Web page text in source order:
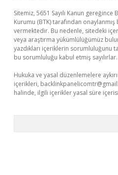
Sitemiz, 5651 Sayılı Kanun
Kurumu (BTK) tarafından
vermektedir. Bu nedenle, sitedeki
veya araştırma yükümlülüğümüz
yazdıkları içeriklerin sorumluluğunu
bu sorumluluğu kabul etmiş sayılırlar.
Hukuka ve yasal düzenlemelere
içerikleri,
halinde, ilgili içerikler yasal süre